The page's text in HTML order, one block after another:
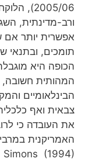
2005/
ורב-מדינתית,
אפשרית יותר אם
תומכים, ובתנאי
הכופה היא
המהותית
הבינלאומיים
צבאית ואף
את העובדה כי